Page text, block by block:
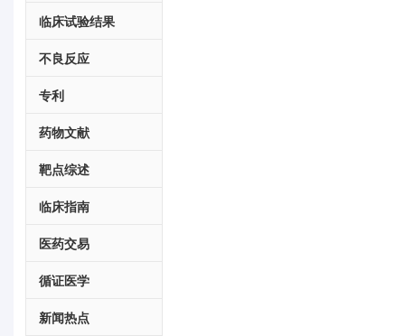
临床试验结果
不良反应
专利
药物文献
靶点综述
临床指南
医药交易
循证医学
新闻热点